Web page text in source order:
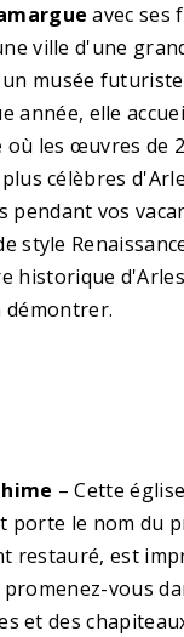
avec ses
ville d'une
musée
année, elle
les œuvres de
célèbres
vos
style
historique
démontrer.
– Cette
porte le nom du
restauré, est
vous
et des